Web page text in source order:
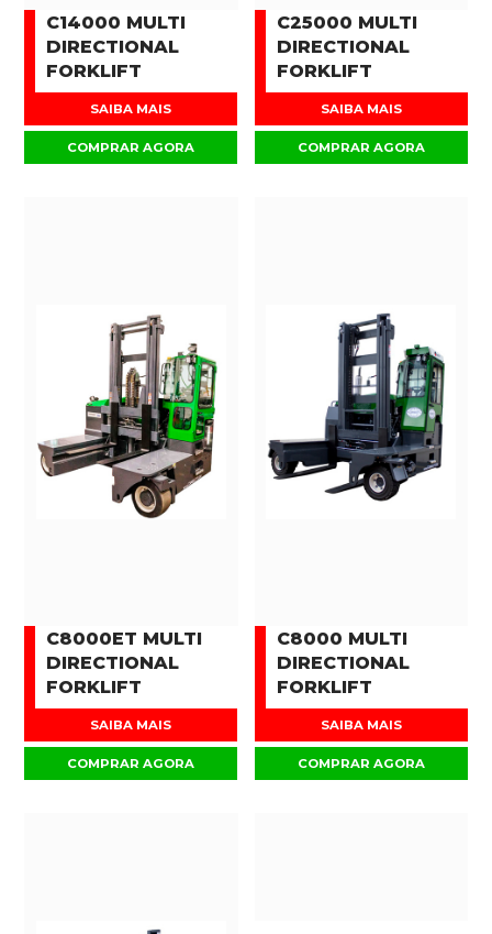
C14000 MULTI
DIRECTIONAL
FORKLIFT
SAIBA MAIS
COMPRAR AGORA
C25000 MULTI
DIRECTIONAL
FORKLIFT
SAIBA MAIS
COMPRAR AGORA
C8000ET MULTI
DIRECTIONAL
FORKLIFT
SAIBA MAIS
COMPRAR AGORA
C8000 MULTI
DIRECTIONAL
FORKLIFT
SAIBA MAIS
COMPRAR AGORA